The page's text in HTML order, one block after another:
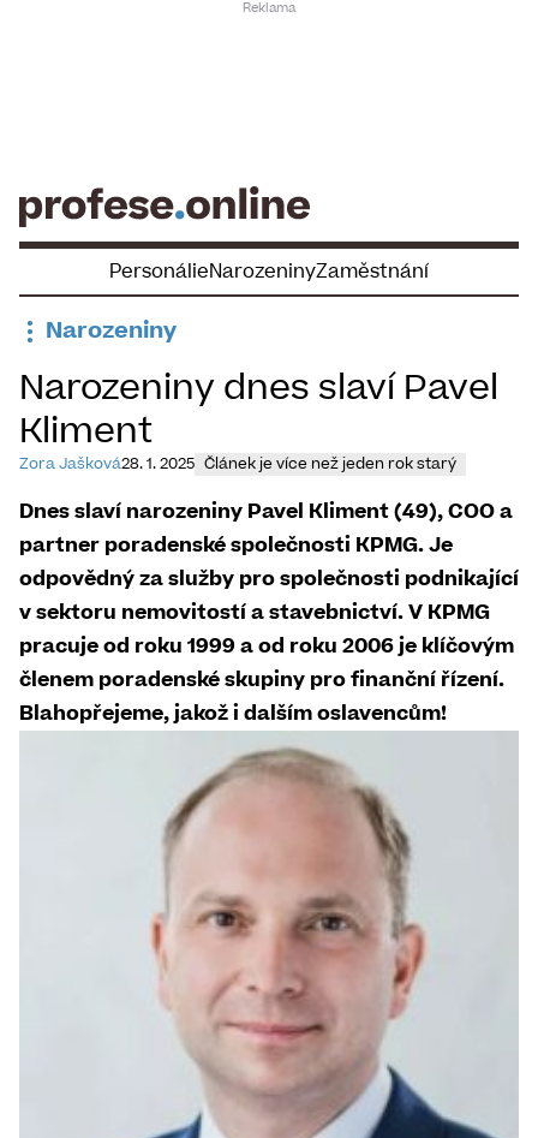
PersonálieNarozeninyZaměstnání
Narozeniny
Narozeniny dnes slaví Pavel
Kliment
Zora Jašková28. 1. 2025 Článek je více než jeden rok starý
Dnes slaví narozeniny Pavel Kliment (49), COO a
partner poradenské společnosti KPMG. Je
odpovědný za služby pro společnosti podnikající
v sektoru nemovitostí a stavebnictví. V KPMG
pracuje od roku 1999 a od roku 2006 je klíčovým
členem poradenské skupiny pro finanční řízení.
Blahopřejeme, jakož i dalším oslavencům!